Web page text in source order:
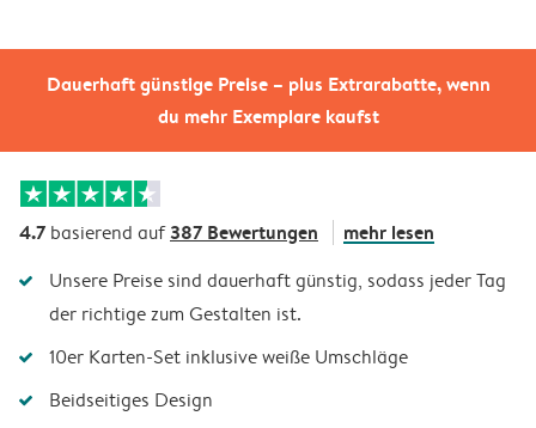
Dauerhaft günstige Preise – plus Extrarabatte, wenn
du mehr Exemplare kaufst
4.7 basierend auf387 Bewertungen mehr lesen
Unsere Preise sind dauerhaft günstig, sodass jeder Tag
der richtige zum Gestalten ist.
10er Karten-Set inklusive weiße Umschläge
Beidseitiges Design